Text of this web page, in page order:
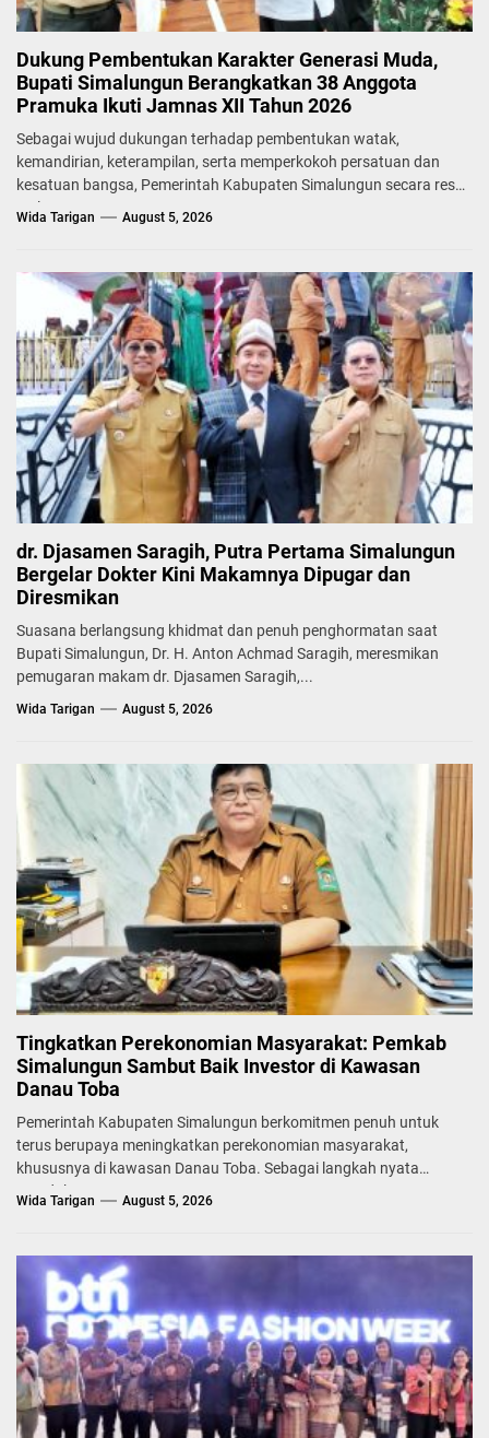
Dukung Pembentukan Karakter Generasi Muda,
Bupati Simalungun Berangkatkan 38 Anggota
Pramuka Ikuti Jamnas XII Tahun 2026
Sebagai wujud dukungan terhadap pembentukan watak,
kemandirian, keterampilan, serta memperkokoh persatuan dan
kesatuan bangsa, Pemerintah Kabupaten Simalungun secara resmi
melepas...
Wida Tarigan August 5, 2026
dr. Djasamen Saragih, Putra Pertama Simalungun
Bergelar Dokter Kini Makamnya Dipugar dan
Diresmikan
Suasana berlangsung khidmat dan penuh penghormatan saat
Bupati Simalungun, Dr. H. Anton Achmad Saragih, meresmikan
pemugaran makam dr. Djasamen Saragih,...
Wida Tarigan August 5, 2026
Tingkatkan Perekonomian Masyarakat: Pemkab
Simalungun Sambut Baik Investor di Kawasan
Danau Toba
Pemerintah Kabupaten Simalungun berkomitmen penuh untuk
terus berupaya meningkatkan perekonomian masyarakat,
khususnya di kawasan Danau Toba. Sebagai langkah nyata
mendukung...
Wida Tarigan August 5, 2026